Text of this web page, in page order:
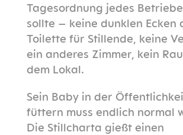
Tagesordnung jedes
sollte – keine dunklen Ecken
Toilette für Stillende, keine
ein anderes Zimmer, kein
dem Lokal.
Sein Baby in der
füttern muss endlich normal
Die Stillcharta gießt einen